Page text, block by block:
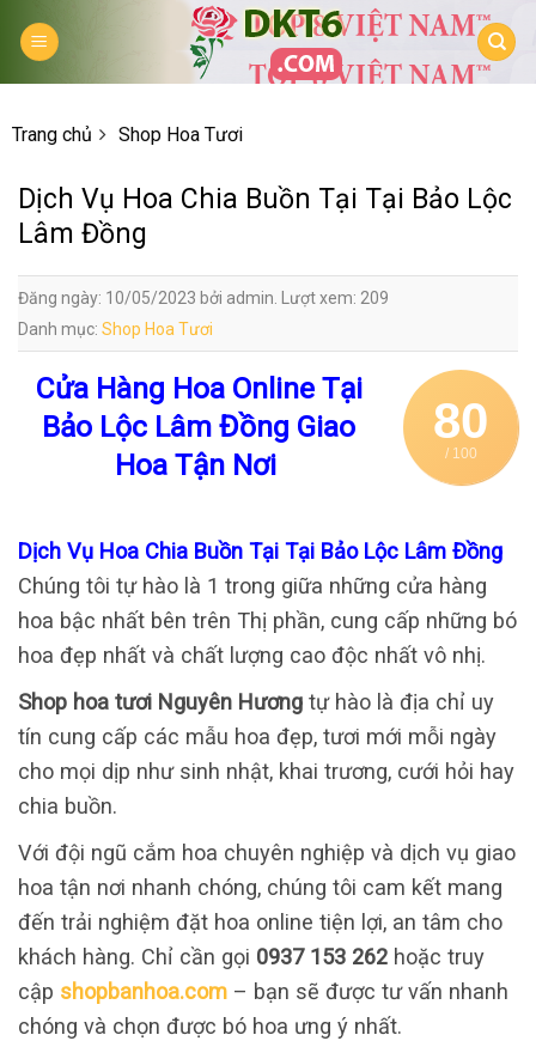
Trang chủ Shop Hoa Tươi
Dịch Vụ Hoa Chia Buồn Tại Tại Bảo Lộc
Lâm Đồng
Đăng ngày: 10/05/2023 bởi admin. Lượt xem: 209
Danh mục: Shop Hoa Tươi
80
/ 100
Cửa Hàng Hoa Online Tại
Bảo Lộc Lâm Đồng Giao
Hoa Tận Nơi
Dịch Vụ Hoa Chia Buồn Tại Tại Bảo Lộc Lâm Đồng
Chúng tôi tự hào là 1 trong giữa những cửa hàng
hoa bậc nhất bên trên Thị phần, cung cấp những bó
hoa đẹp nhất và chất lượng cao độc nhất vô nhị.
Shop hoa tươi Nguyên Hương tự hào là địa chỉ uy
tín cung cấp các mẫu hoa đẹp, tươi mới mỗi ngày
cho mọi dịp như sinh nhật, khai trương, cưới hỏi hay
chia buồn.
Với đội ngũ cắm hoa chuyên nghiệp và dịch vụ giao
hoa tận nơi nhanh chóng, chúng tôi cam kết mang
đến trải nghiệm đặt hoa online tiện lợi, an tâm cho
khách hàng. Chỉ cần gọi 0937 153 262 hoặc truy
cập shopbanhoa.com – bạn sẽ được tư vấn nhanh
chóng và chọn được bó hoa ưng ý nhất.